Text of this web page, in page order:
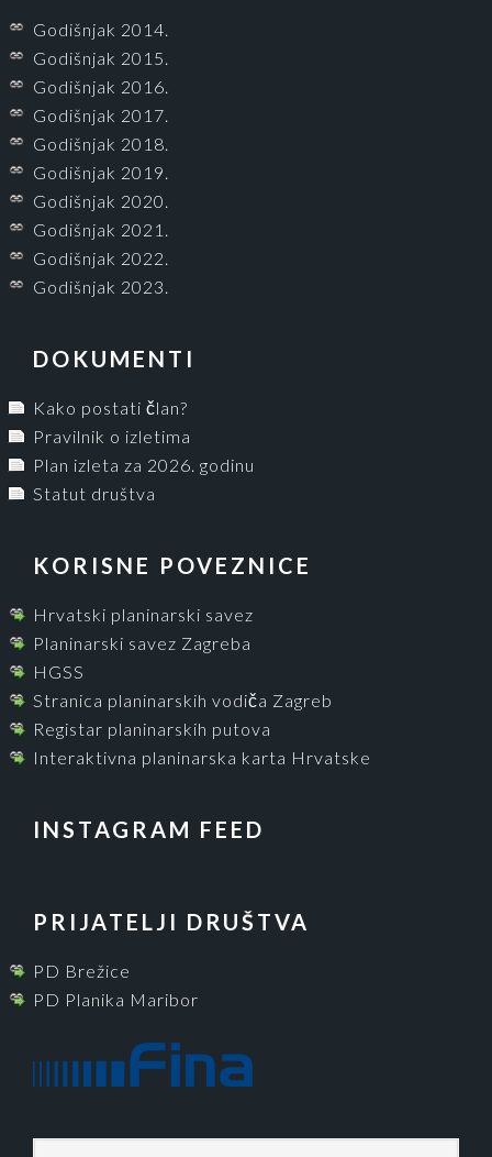
Godišnjak 2014.
Godišnjak 2015.
Godišnjak 2016.
Godišnjak 2017.
Godišnjak 2018.
Godišnjak 2019.
Godišnjak 2020.
Godišnjak 2021.
Godišnjak 2022.
Godišnjak 2023.
DOKUMENTI
Kako postati član?
Pravilnik o izletima
Plan izleta za 2026. godinu
Statut društva
KORISNE POVEZNICE
Hrvatski planinarski savez
Planinarski savez Zagreba
HGSS
Stranica planinarskih vodiča Zagreb
Registar planinarskih putova
Interaktivna planinarska karta Hrvatske
INSTAGRAM FEED
PRIJATELJI DRUŠTVA
PD Brežice
PD Planika Maribor